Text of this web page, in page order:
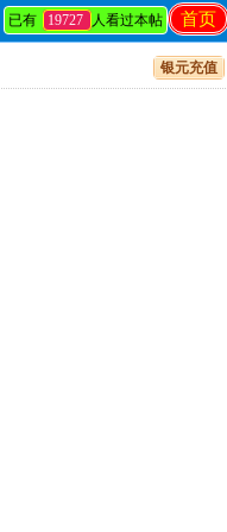
首页
已有 19727 人看过本帖
银元充值